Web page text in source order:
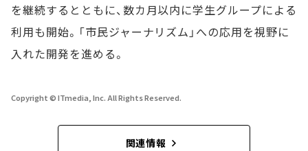
を継続するとともに、数カ月以内に学生グループによる
利用も開始。「市民ジャーナリズム」への応用を視野に
入れた開発を進める。
Copyright © ITmedia, Inc. All Rights Reserved.
関連情報